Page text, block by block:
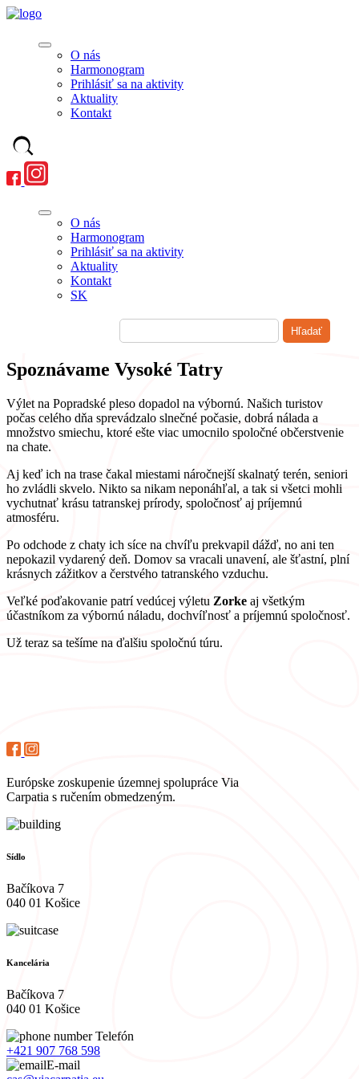
O nás
Harmonogram
Prihlásiť sa na aktivity
Aktuality
Kontakt
O nás
Harmonogram
Prihlásiť sa na aktivity
Aktuality
Kontakt
SK
Spoznávame Vysoké Tatry
Výlet na Popradské pleso dopadol na výbornú. Našich turistov
počas celého dňa sprevádzalo slnečné počasie, dobrá nálada a
množstvo smiechu, ktoré ešte viac umocnilo spoločné občerstvenie
na chate.
Aj keď ich na trase čakal miestami náročnejší skalnatý terén, seniori
ho zvládli skvelo. Nikto sa nikam neponáhľal, a tak si všetci mohli
vychutnať krásu tatranskej prírody, spoločnosť aj príjemnú
atmosféru.
Po odchode z chaty ich síce na chvíľu prekvapil dážď, no ani ten
nepokazil vydarený deň. Domov sa vracali unavení, ale šťastní, plní
krásnych zážitkov a čerstvého tatranského vzduchu.
Veľké poďakovanie patrí vedúcej výletu Zorke aj všetkým
účastníkom za výbornú náladu, dochvíľnosť a príjemnú spoločnosť.
Už teraz sa tešíme na ďalšiu spoločnú túru.
Európske zoskupenie územnej spolupráce Via
Carpatia s ručením obmedzeným.
Sídlo
Bačíkova 7
040 01 Košice
Kancelária
Bačíkova 7
040 01 Košice
Telefón
+421 907 768 598
E-mail